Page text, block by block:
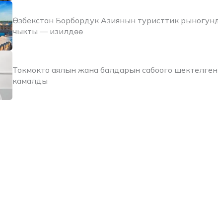
Өзбекстан Борбордук Азиянын туристтик
чыкты — изилдөө
Токмокто аялын жана балдарын сабоого
камалды